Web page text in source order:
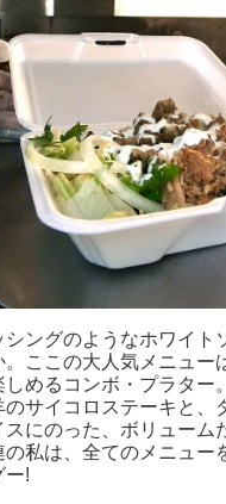
シングのようなホワイト
ここの大人気メニュー
しめるコンボ・プラター
サイコロステーキと、
にのった、ボリューム
の私は、全てのメニュ
ー!